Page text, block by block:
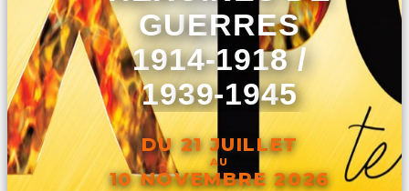
GUERRES
1914-1918 /
1939-1945
DU 21 JUILLET
AU
10 NOVEMBRE 2026